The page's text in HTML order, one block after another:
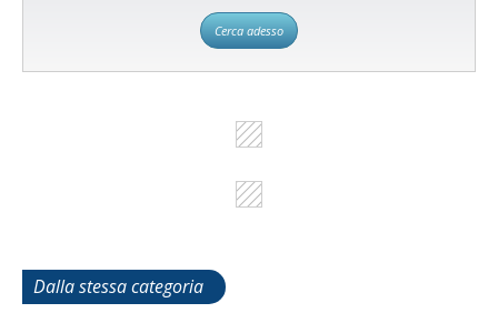
Cerca adesso
Dalla stessa categoria